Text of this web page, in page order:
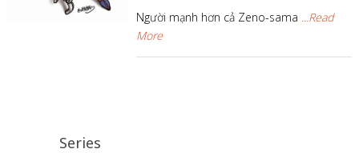
Người mạnh hơn cả Zeno-sama ...Read
More
Series